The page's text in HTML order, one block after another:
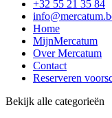
+32 55 21 35 84
Home
MijnMercatum
Over Mercatum
Contact
Reserveren
Bekijk alle categorieën